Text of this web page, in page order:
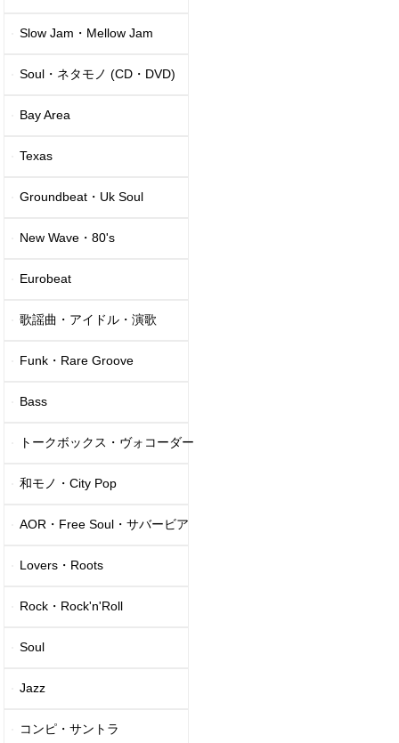
Slow Jam・Mellow Jam
Soul・ネタモノ (CD・DVD)
Bay Area
Texas
Groundbeat・Uk Soul
New Wave・80's
Eurobeat
歌謡曲・アイドル・演歌
Funk・Rare Groove
Bass
トークボックス・ヴォコーダー
和モノ・City Pop
AOR・Free Soul・サバービア
Lovers・Roots
Rock・Rock'n'Roll
Soul
Jazz
コンピ・サントラ